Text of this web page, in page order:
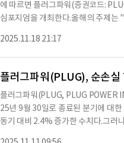
러의 신규 자금 확보와 첫 번째 담보
다.플러그파워는 현재의 운영 기대
록되지 않으므로 등록 없이 미국에서
에 따르면 플러그파워(증권코드:
심포지엄을 개최한다.올해의 주제는
하고 재무 업데이트를 제공한다.이
2026년 3월 크레스포에게 CEO 역
에너지 그리드 문제 및 플러그의 에
다.심포지엄에서는 플러그의 전해조
객 프로젝트가 강조된다.심포지엄에
엄 이후 일정 기간 동안 회사 웹사이
고서의 부록 99.2로 제공된다.심포
2025.11.18 21:17
플러그파워(PLUG), 순손
플러그파워(PLUG, PLUG POWER
25년 9월 30일로 종료된 분기에 대
동기 대비 2.4% 증가한 수치다.그러